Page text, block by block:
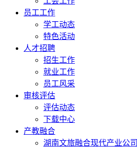
员工工作
学工动态
特色活动
人才招聘
招生工作
就业工作
员工风采
审核评估
评估动态
下载中心
产教融合
湖南文旅融合现代产业公司